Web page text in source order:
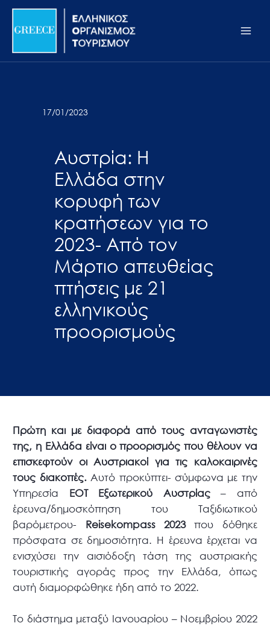
Σημείωση:
ιστότοπος
προσβασιμότητας.
Μετάβαση
περιεχόμενο
17/01/2023
Αυστρία: Η
Ελλάδα στην
κορυφή των
κρατήσεων για το
2023- Aπό τον
Μάρτιο απευθείας
πτήσεις με 21
ελληνικούς
προορισμούς
Πρώτη και με διαφορά από τους ανταγωνιστές
της, η Ελλάδα είναι ο προορισμός που θέλουν να
επισκεφτούν οι Αυστριακοί για τις καλοκαιρινές
τους διακοπές.Αυτό προκύπτει- σύμφωνα με την
Υπηρεσία ΕΟΤ Εξωτερικού Αυστρίας– από
έρευνα/δημοσκόπηση του Ταξιδιωτικού
βαρόμετρου- Reisekompass 2023που δόθηκε
πρόσφατα σε δημοσιότητα. Η έρευνα έρχεται να
ενισχύσει την αισιόδοξη τάση της αυστριακής
τουριστικής αγοράς προς την Ελλάδα, όπως
αυτή διαμορφώθηκε ήδη από το 2022.
Το διάστημα μεταξύ Ιανουαρίου – Νοεμβρίου 2022